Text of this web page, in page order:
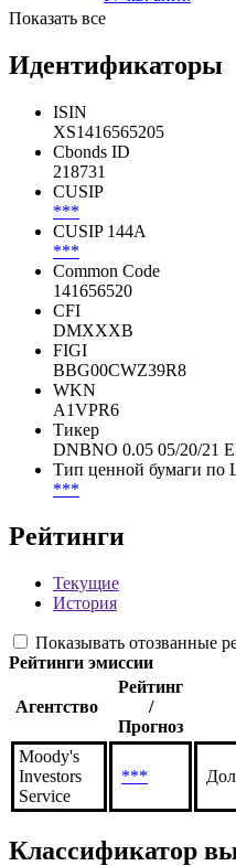
Показать все
Идентификаторы
ISIN
XS1416565205
Cbonds ID
218731
CUSIP
***
CUSIP 144A
***
Common Code
141656520
CFI
DMXXXB
FIGI
BBG00CWZ39R8
WKN
A1VPR6
Тикер
DNBNO 0.05 05/20/21
Тип ценной бумаги по
***
Рейтинги
Текущие
История
Показывать отозванные
Рейтинги эмиссии
Агентство
Рейтинг
/
Прогноз
Moody's
Investors
Service
***
Классификатор